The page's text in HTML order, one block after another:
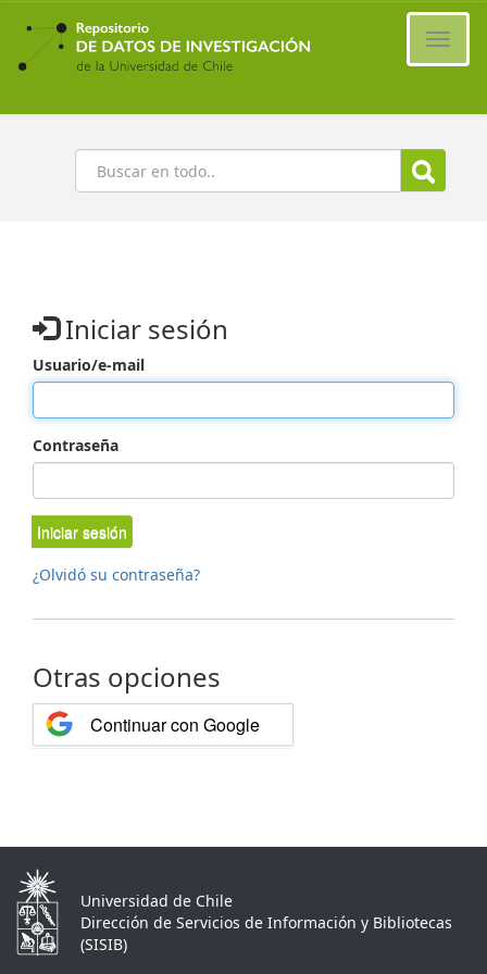
Ir
contenido
principal
Buscar
Iniciar sesión
Usuario/e-mail
Contraseña
Iniciar sesión
¿Olvidó su contraseña?
Otras opciones
Continuar con Google
Universidad de Chile
Dirección de Servicios de Información y Bibliotecas
(SISIB)